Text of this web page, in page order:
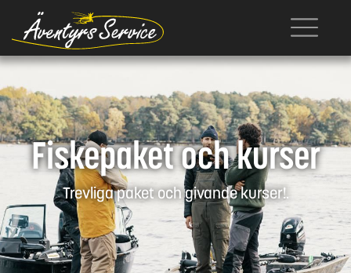
Fiskepaket och kurser
Trevliga paket och givande kurser!.